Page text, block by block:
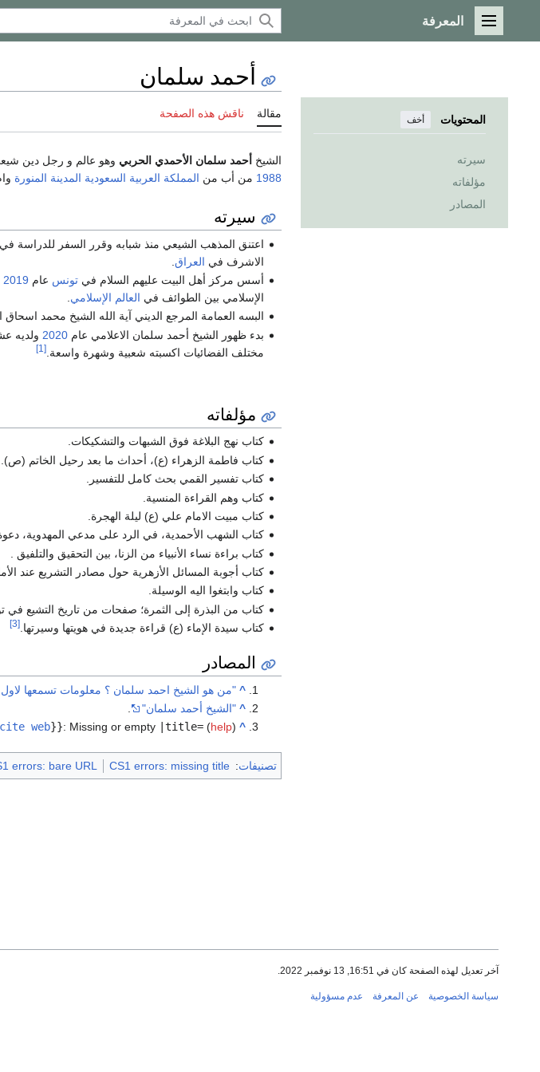
القائمة الرئيسية
المعرفة
المحتويات أخف
سيرته
مؤلفاته
المصادر
أحمد سلمان
مقالة ناقش هذه الصفحة
الشيخ أحمد سلمان الأحمدي الحربي وهو عالم و رجل دين
1988 من أب من المملكة العربية السعودية المدينة المنورة
سيرته
اعتنق المذهب الشيعي منذ شبابه وقرر السفر للدراسة في
الاشرف في العراق
أسس مركز أهل البيت عليهم السلام فيتونس عام 2019
الإسلامي بين الطوائف في العالم الإسلامي
البسه العمامة المرجع الديني آية الله الشيخ محمد
بدء ظهور الشيخ أحمد سلمان الاعلامي عام2020 ولديه
مختلف الفضائيات اكسبته شعبية وشهرة واسعة.[1]
مؤلفاته
كتاب نهج البلاغة فوق الشبهات والتشكيكات.
كتاب فاطمة الزهراء (ع)، أحداث ما بعد رحيل الخاتم (ص).
كتاب تفسير القمي بحث كامل للتفسير.
كتاب وهم القراءة المنسية.
كتاب مبيت الامام علي (ع) ليلة الهجرة.
كتاب الشهب الأحمدية، في الرد على مدعي المهدوية،
كتاب براءة نساء الأنبياء من الزنا، بين التحقيق والتلفيق .
كتاب أجوبة المسائل الأزهرية حول مصادر التشريع عند
كتاب وابتغوا اليه الوسيلة.
كتاب من البذرة إلى الثمرة؛ صفحات من تاريخ التشيع في
كتاب سيدة الإماء (ع) قراءة جديدة في هويتها وسيرتها.[3]
المصادر
^ "من هو الشيخ احمد سلمان ؟ معلومات تسمعها لاول
^ "الشيخ أحمد سلمان"
^
cite web}}: Missing or empty |title= (help)
تصنيفات:
CS1 errors: missing title
errors: bare URL
آخر تعديل لهذه الصفحة كان في 16:51, 13 نوفمبر 2022.
سياسة الخصوصية عن المعرفة عدم مسؤولية